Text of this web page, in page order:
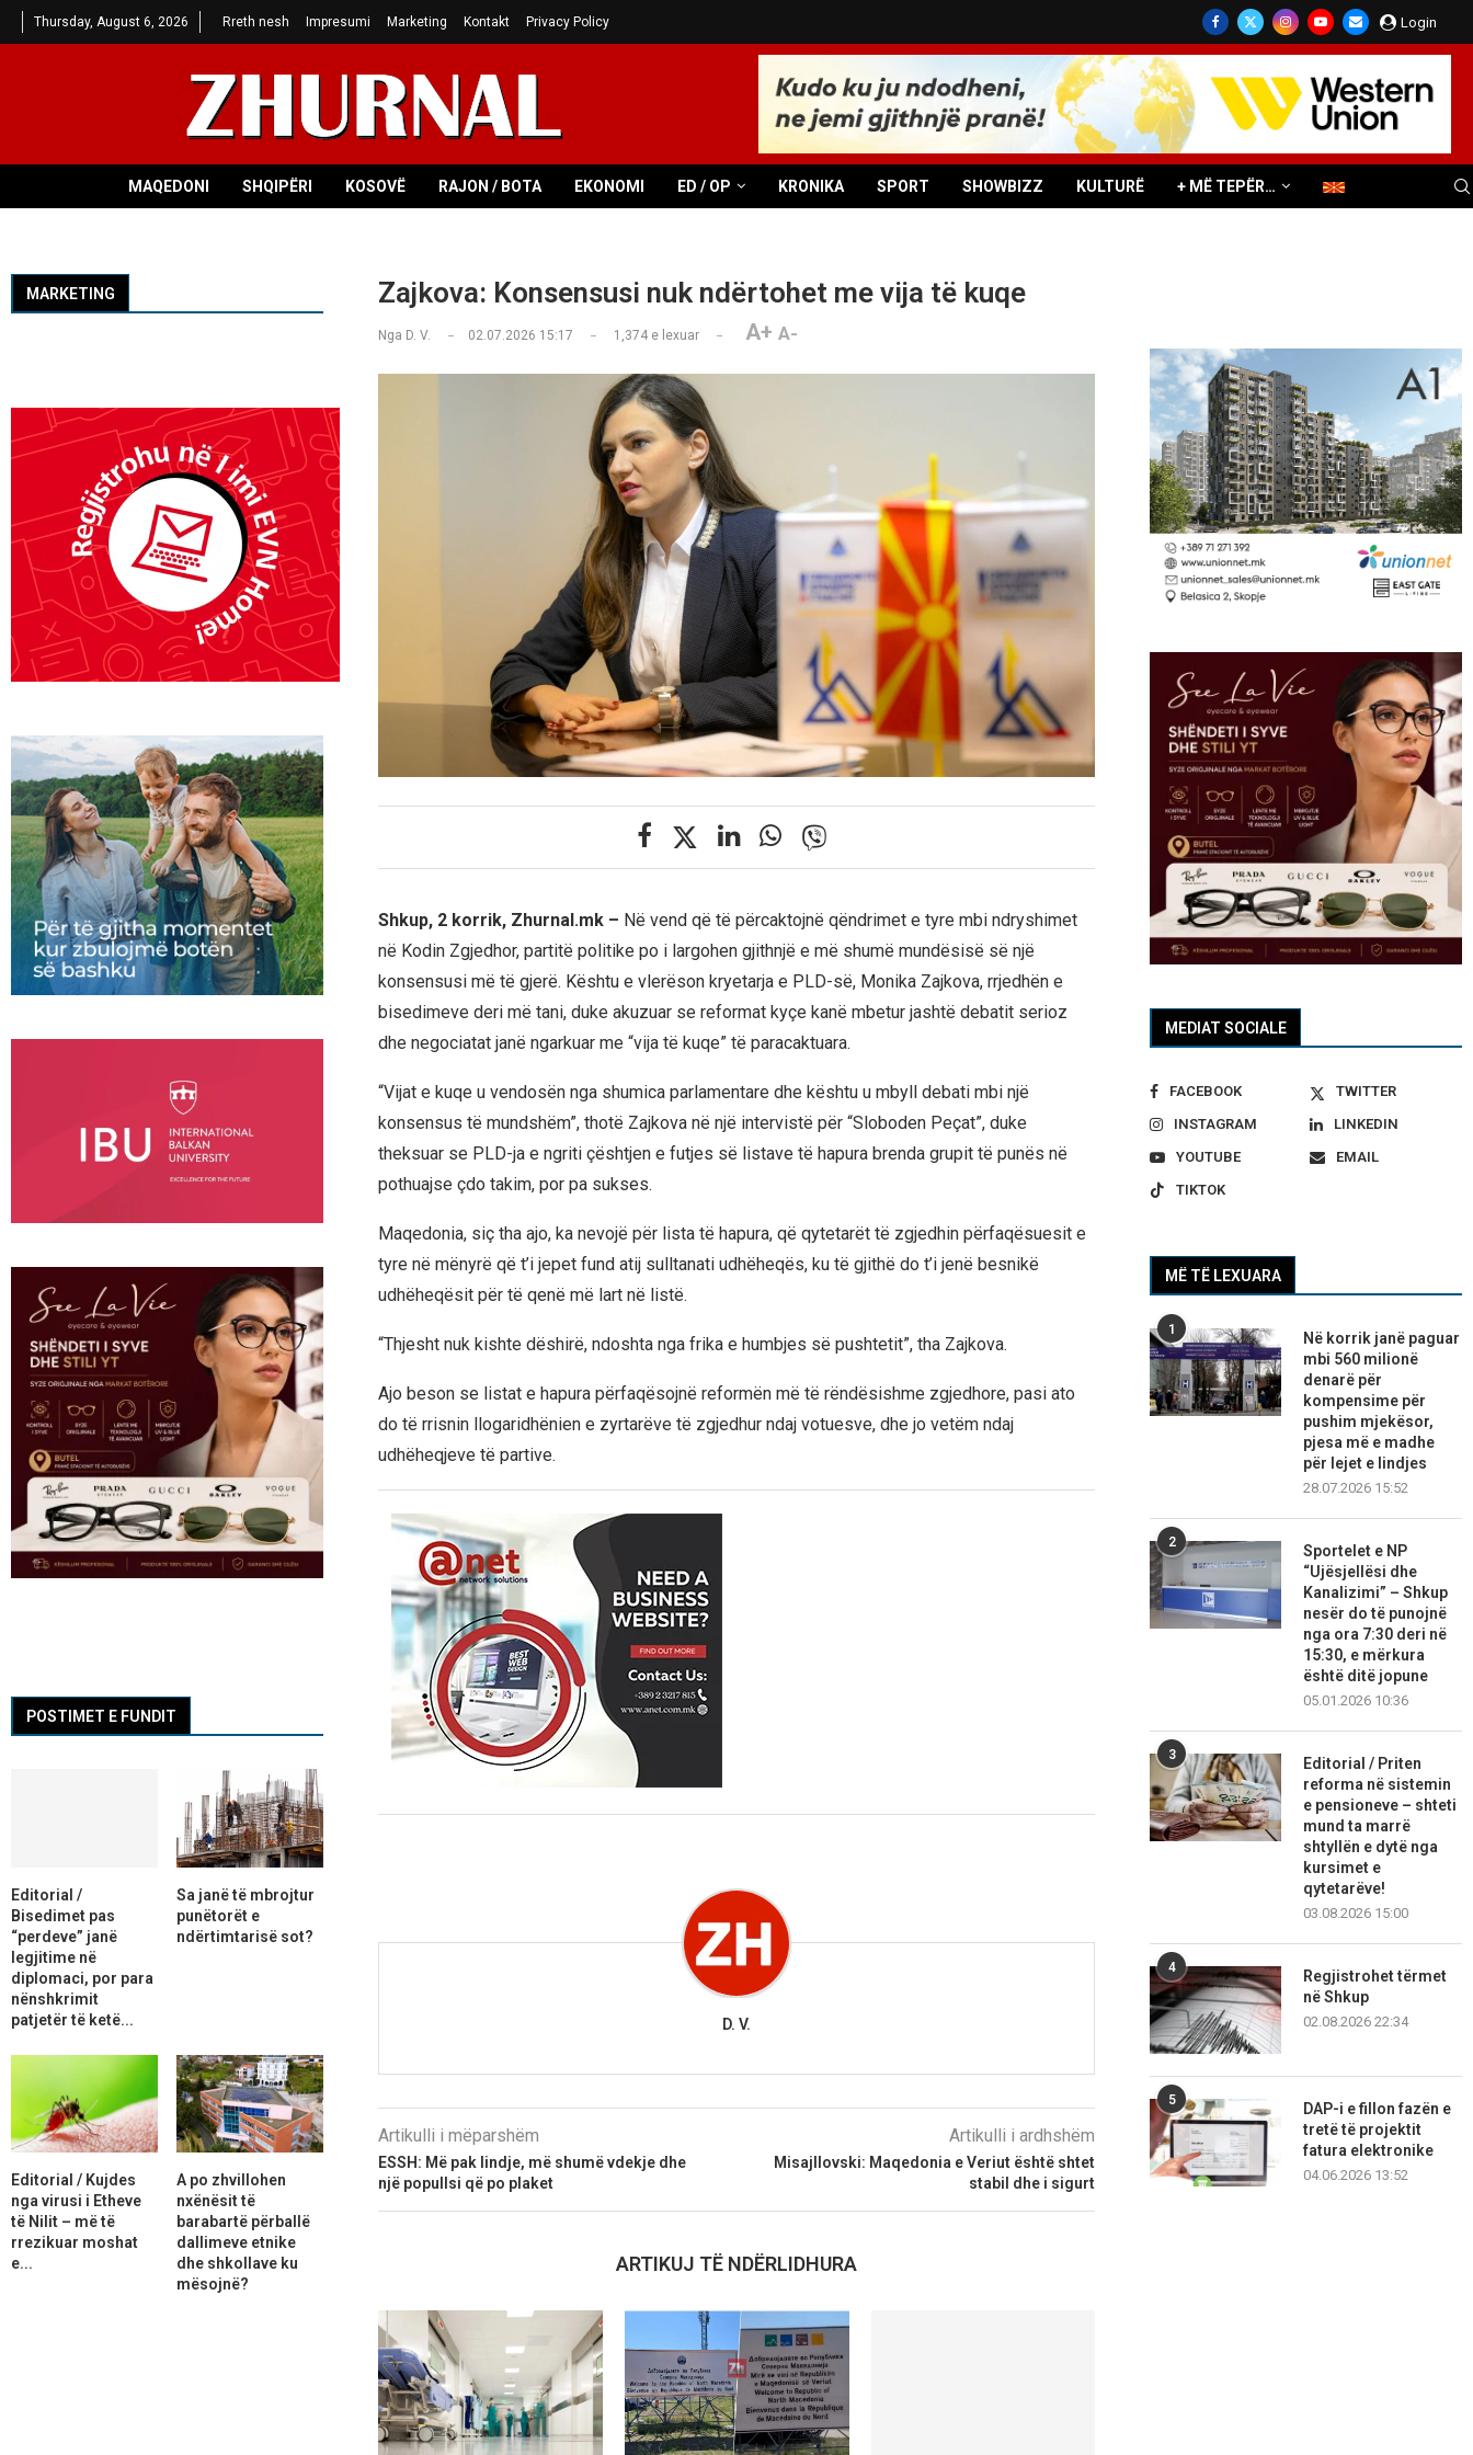
Thursday, August 6, 2026 Rreth nesh Impresumi Marketing Kontakt Privacy Policy Login
MAQEDONI SHQIPËRI KOSOVË RAJON / BOTA EKONOMI ED / OP KRONIKA SPORT SHOWBIZZ KULTURË + MË TEPËR…
Zajkova: Konsensusi nuk ndërtohet me vija të kuqe
Nga D. V. 02.07.2026 15:17 1,374e lexuar A+ A-
Shkup, 2 korrik, Zhurnal.mk – Në vend që të përcaktojnë qëndrimet e tyre mbi ndryshimet
në Kodin Zgjedhor, partitë politike po i largohen gjithnjë e më shumë mundësisë së një
konsensusi më të gjerë. Kështu e vlerëson kryetarja e PLD-së, Monika Zajkova, rrjedhën e
bisedimeve deri më tani, duke akuzuar se reformat kyçe kanë mbetur jashtë debatit serioz
dhe negociatat janë ngarkuar me “vija të kuqe” të paracaktuara.
“Vijat e kuqe u vendosën nga shumica parlamentare dhe kështu u mbyll debati mbi një
konsensus të mundshëm”, thotë Zajkova në një intervistë për “Sloboden Peçat”, duke
theksuar se PLD-ja e ngriti çështjen e futjes së listave të hapura brenda grupit të punës në
pothuajse çdo takim, por pa sukses.
Maqedonia, siç tha ajo, ka nevojë për lista të hapura, që qytetarët të zgjedhin përfaqësuesit e
tyre në mënyrë që t’i jepet fund atij sulltanati udhëheqës, ku të gjithë do t’i jenë besnikë
udhëheqësit për të qenë më lart në listë.
“Thjesht nuk kishte dëshirë, ndoshta nga frika e humbjes së pushtetit”, tha Zajkova.
Ajo beson se listat e hapura përfaqësojnë reformën më të rëndësishme zgjedhore, pasi ato
do të rrisnin llogaridhënien e zyrtarëve të zgjedhur ndaj votuesve, dhe jo vetëm ndaj
udhëheqjeve të partive.
D. V.
Artikulli i mëparshëm
ESSH: Më pak lindje, më shumë vdekje dhe
një popullsi që po plaket
Artikulli i ardhshëm
Misajllovski: Maqedonia e Veriut është shtet
stabil dhe i sigurt
ARTIKUJ TË NDËRLIDHURA
MEDIAT SOCIALE
FACEBOOK
TWITTER
INSTAGRAM
LINKEDIN
YOUTUBE
EMAIL
TIKTOK
MË TË LEXUARA
1
Në korrik janë paguar
mbi 560 milionë
denarë për
kompensime për
pushim mjekësor,
pjesa më e madhe
për lejet e lindjes
28.07.2026 15:52
2
Sportelet e NP
“Ujësjellësi dhe
Kanalizimi” – Shkup
nesër do të punojnë
nga ora 7:30 deri në
15:30, e mërkura
është ditë jopune
05.01.2026 10:36
3
Editorial / Priten
reforma në sistemin
e pensioneve – shteti
mund ta marrë
shtyllën e dytë nga
kursimet e
qytetarëve!
03.08.2026 15:00
4
Regjistrohet tërmet
në Shkup
02.08.2026 22:34
5
DAP-i e fillon fazën e
tretë të projektit
fatura elektronike
04.06.2026 13:52
MARKETING
POSTIMET E FUNDIT
Editorial /
Bisedimet pas
“perdeve” janë
legjitime në
diplomaci, por para
nënshkrimit
patjetër të ketë...
Sa janë të mbrojtur
punëtorët e
ndërtimtarisë sot?
Editorial / Kujdes
nga virusi i Etheve
të Nilit – më të
rrezikuar moshat
e...
A po zhvillohen
nxënësit të
barabartë përballë
dallimeve etnike
dhe shkollave ku
mësojnë?